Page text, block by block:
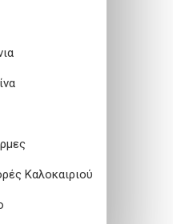
Καλοκαιριού